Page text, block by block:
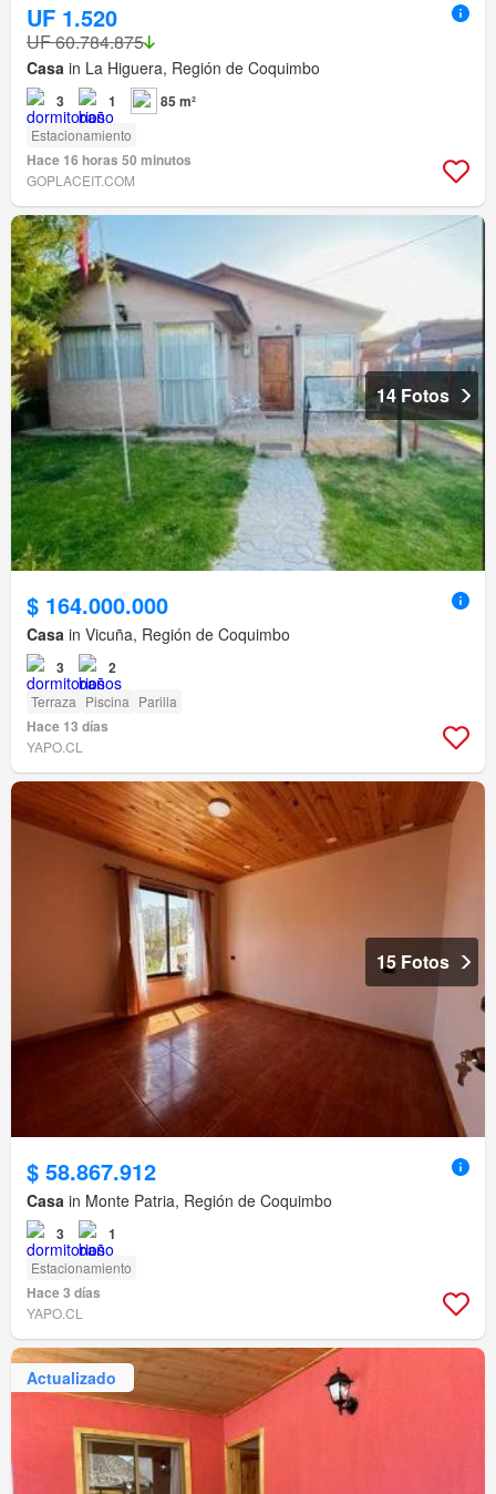
UF 1.520
UF 60.784.875
Casa in La Higuera, Región de Coquimbo
3 1 85 m²
Estacionamiento
Hace 16 horas 50 minutos
GOPLACEIT.COM
14 Fotos
$ 164.000.000
Casa in Vicuña, Región de Coquimbo
3 2
Terraza Piscina Parilla
Hace 13 días
YAPO.CL
15 Fotos
$ 58.867.912
Casa in Monte Patria, Región de Coquimbo
3 1
Estacionamiento
Hace 3 días
YAPO.CL
Actualizado